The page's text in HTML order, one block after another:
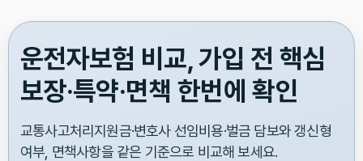
운전자보험 비교, 가입 전 핵심
보장·특약·면책 한번에 확인
교통사고처리지원금·변호사 선임비용·벌금 담보와 갱신형
여부, 면책사항을 같은 기준으로 비교해 보세요.